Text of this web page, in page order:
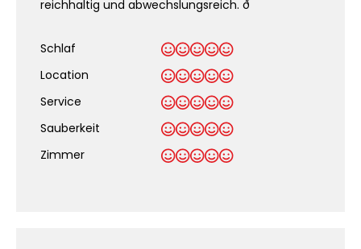
reichhaltig und abwechslungsreich. ð
Schlaf
Location
Service
Sauberkeit
Zimmer